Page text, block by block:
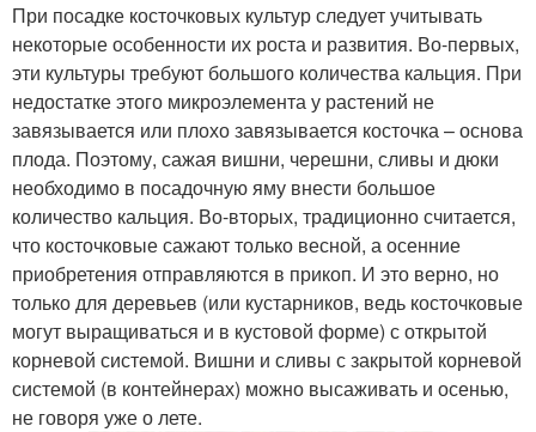
При посадке косточковых культур следует учитывать
некоторые особенности их роста и развития. Во-первых,
эти культуры требуют большого количества кальция. При
недостатке этого микроэлемента у растений не
завязывается или плохо завязывается косточка – основа
плода. Поэтому, сажая вишни, черешни, сливы и дюки
необходимо в посадочную яму внести большое
количество кальция. Во-вторых, традиционно считается,
что косточковые сажают только весной, а осенние
приобретения отправляются в прикоп. И это верно, но
только для деревьев (или кустарников, ведь косточковые
могут выращиваться и в кустовой форме) с открытой
корневой системой. Вишни и сливы с закрытой корневой
системой (в контейнерах) можно высаживать и осенью,
не говоря уже о лете.